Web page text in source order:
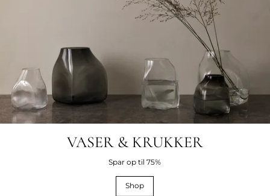
VASER & KRUKKER
Spar op til 75%
Shop